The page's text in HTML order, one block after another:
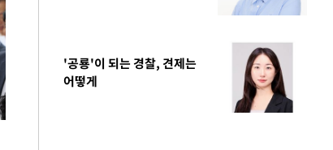
'공룡'이 되는 경찰, 견제는
어떻게